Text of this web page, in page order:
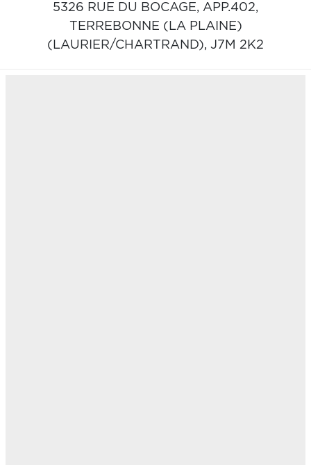
5326 RUE DU BOCAGE, APP.402,
TERREBONNE (LA PLAINE)
(LAURIER/CHARTRAND), J7M 2K2